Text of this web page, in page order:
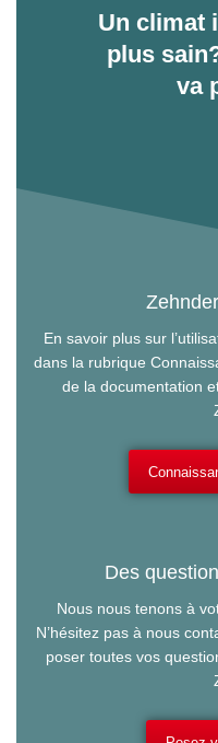
Un climat
plus
va
En savoir plus sur
dans la rubrique
de la documentation
Des
Nous nous tenons à
N’hésitez pas à nous
poser toutes vos